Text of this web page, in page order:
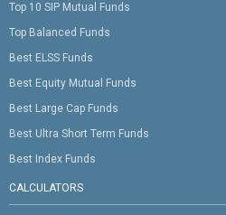
Top 10 SIP Mutual Funds
Top Balanced Funds
Best ELSS Funds
Best Equity Mutual Funds
Best Large Cap Funds
Best Ultra Short Term Funds
Best Index Funds
CALCULATORS